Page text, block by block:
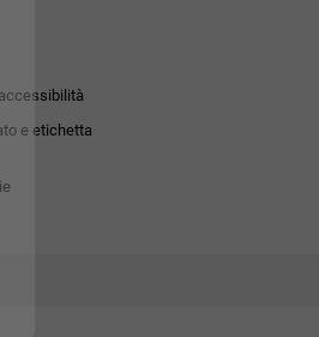
e etichetta